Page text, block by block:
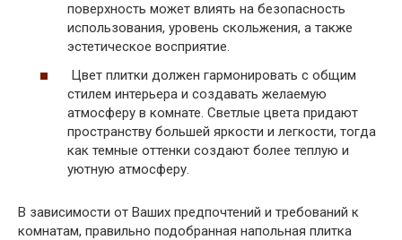
поверхность может влиять на безопасность
использования, уровень скольжения, а также
эстетическое восприятие.
Цвет плитки должен гармонировать с общим
стилем интерьера и создавать желаемую
атмосферу в комнате. Светлые цвета придают
пространству большей яркости и легкости, тогда
как темные оттенки создают более теплую и
уютную атмосферу.
В зависимости от Ваших предпочтений и требований к
комнатам, правильно подобранная напольная плитка